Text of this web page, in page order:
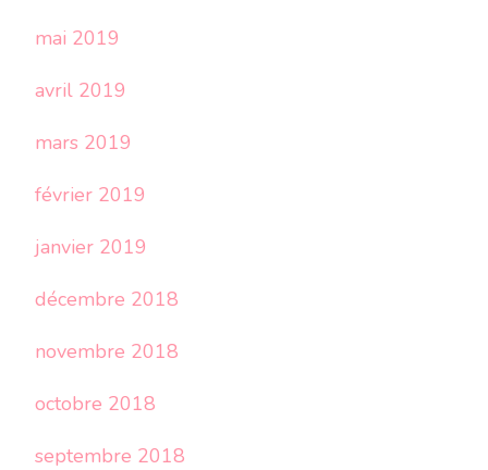
mai 2019
avril 2019
mars 2019
février 2019
janvier 2019
décembre 2018
novembre 2018
octobre 2018
septembre 2018